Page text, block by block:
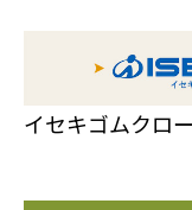
イセキゴムクロ